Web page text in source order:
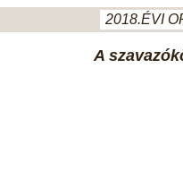
2018.ÉVI
A